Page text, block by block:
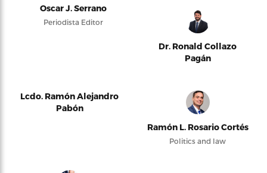
Oscar J. Serrano
Periodista Editor
Dr. Ronald Collazo
Pagán
Lcdo. Ramón Alejandro
Pabón
Ramón L. Rosario Cortés
Politics and law